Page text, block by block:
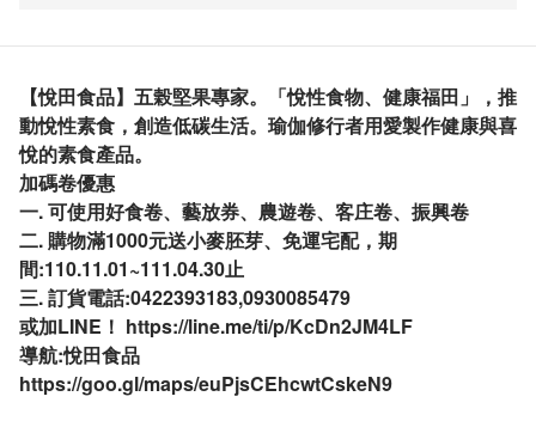
【悅田食品】­­­五榖堅果專家。「悅性食物、健康福田」，推
動悅性素食，創造低碳生活。瑜伽修行者用愛製作健康與喜
悅的素食產品。
加碼卷優惠
一. 可使用好食卷、藝放券、農遊卷、客庄卷、振興卷
二. 購物滿1000元送小麥胚芽、免運宅配，期
間:110.11.01~111.04.30止
三. 訂貨電話:0422393183,0930085479
或加LINE！ https://line.me/ti/p/KcDn2JM4LF
導航:悅田食品
https://goo.gl/maps/euPjsCEhcwtCskeN9